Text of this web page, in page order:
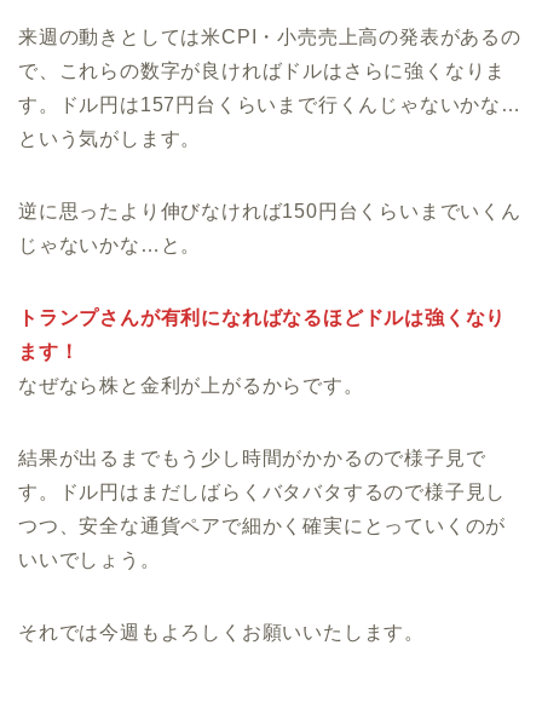
来週の動きとしては米CPI・小売売上高の発表があるの
で、これらの数字が良ければドルはさらに強くなりま
す。ドル円は157円台くらいまで行くんじゃないかな…
という気がします。
逆に思ったより伸びなければ150円台くらいまでいくん
じゃないかな…と。
トランプさんが有利になればなるほどドルは強くなり
ます！
なぜなら株と金利が上がるからです。
結果が出るまでもう少し時間がかかるので様子見で
す。ドル円はまだしばらくバタバタするので様子見し
つつ、安全な通貨ペアで細かく確実にとっていくのが
いいでしょう。
それでは今週もよろしくお願いいたします。